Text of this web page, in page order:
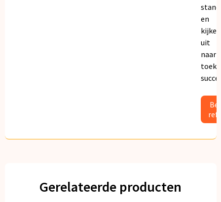
en
kijken
uit
naar
Gerelateerde producten